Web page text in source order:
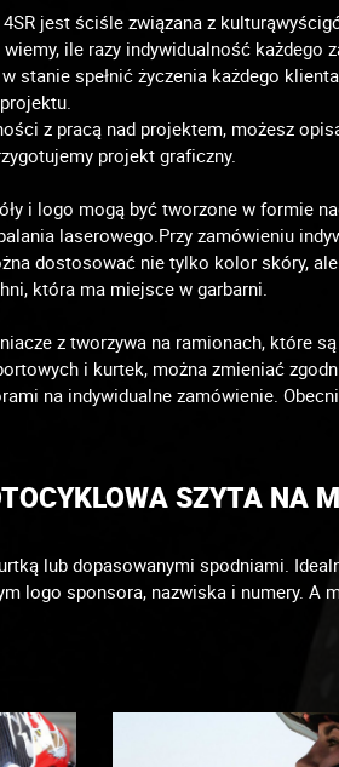
jest ściśle związana z
ile razy indywidualność każdego
stanie spełnić życzenia każdego
z pracą nad projektem, możesz
projekt graficzny.
i logo mogą być tworzone w formie
laserowego.Przy zamówieniu
dostosować nie tylko kolor skóry,
która ma miejsce w garbarni.
z tworzywa na ramionach, które
i kurtek, można zmieniać
na indywidualne zamówienie.
SZYTA NA
lub dopasowanymi spodniami.
logo sponsora, nazwiska i numery. A